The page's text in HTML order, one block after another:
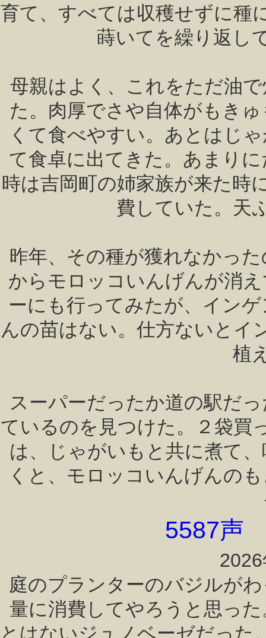
育て、すべては収穫せずに種
蒔いてを繰り返し
母親はよく、これをただ油
た。肉厚でさや自体がもき
くて食べやすい。あとはじ
て食卓に出てきた。あまり
時は吉岡町の姉家族が来た時
費していた。天
昨年、その種が獲れなかっ
からモロッコいんげんが消
ーにも行ってみたが、イン
んの苗はない。仕方ないとイ
植
スーパーだったか道の駅だ
ているのを見つけた。２袋買
は、じゃがいもと共に煮て
くと、モロッコいんげんの
5587声
庭のプランターのバジルが
量に消費してやろうと思っ
とはないジュノベーゼだった